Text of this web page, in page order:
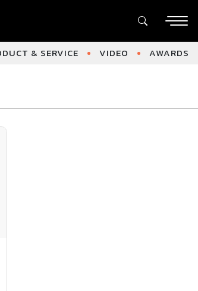
& SERVICE VIDEO AWARDS